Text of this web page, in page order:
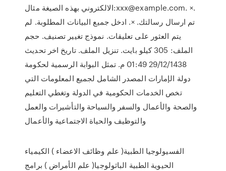
الالكتروني بهذه الصيغة مثال:xxx@example.com. ×.
تم ارسال رسالتك. ×. ادخل جميع البيانات المطلوبة. لم
يتم العثور على تعليقات. نموذج تغيير تصنيف. حجم
الملف: 305 كيلو بايت. تنزيل الملف. تاريخ اخر تحديث
29/12/1438 01:49 م. تمثل البوابة الرسمية لحكومة
دولة الإمارات المصدر الشامل لجميع المعلومات التي
تخص الخدمات الحكومية في الدولة وتغطي التعليم
والصحة والأعمال والسفر والسياحة والتأشيرات والعمل
والتوظيف والحياة الاجتماعية والأعمال
الفسيولوجيا الطبية( علم وظائف الاعضاء ) الكيمياء
الحيوية الطبية الباثولوجيا( علم الأمراض ) برامج